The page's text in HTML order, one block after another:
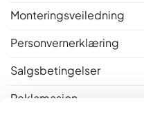
Monteringsveiledning
Personvernerklæring
Salgsbetingelser
Reklamasjon